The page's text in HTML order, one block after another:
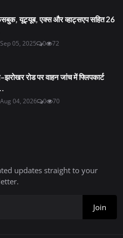
यूट्यूब, एक्स और व्हाट्सएप सहित 26
Sep 05, 2025 0 72
रोड पर वाहन जांच में फ्लिपकार्ट
Aug 04, 2026 0 70
updates straight to your
Join